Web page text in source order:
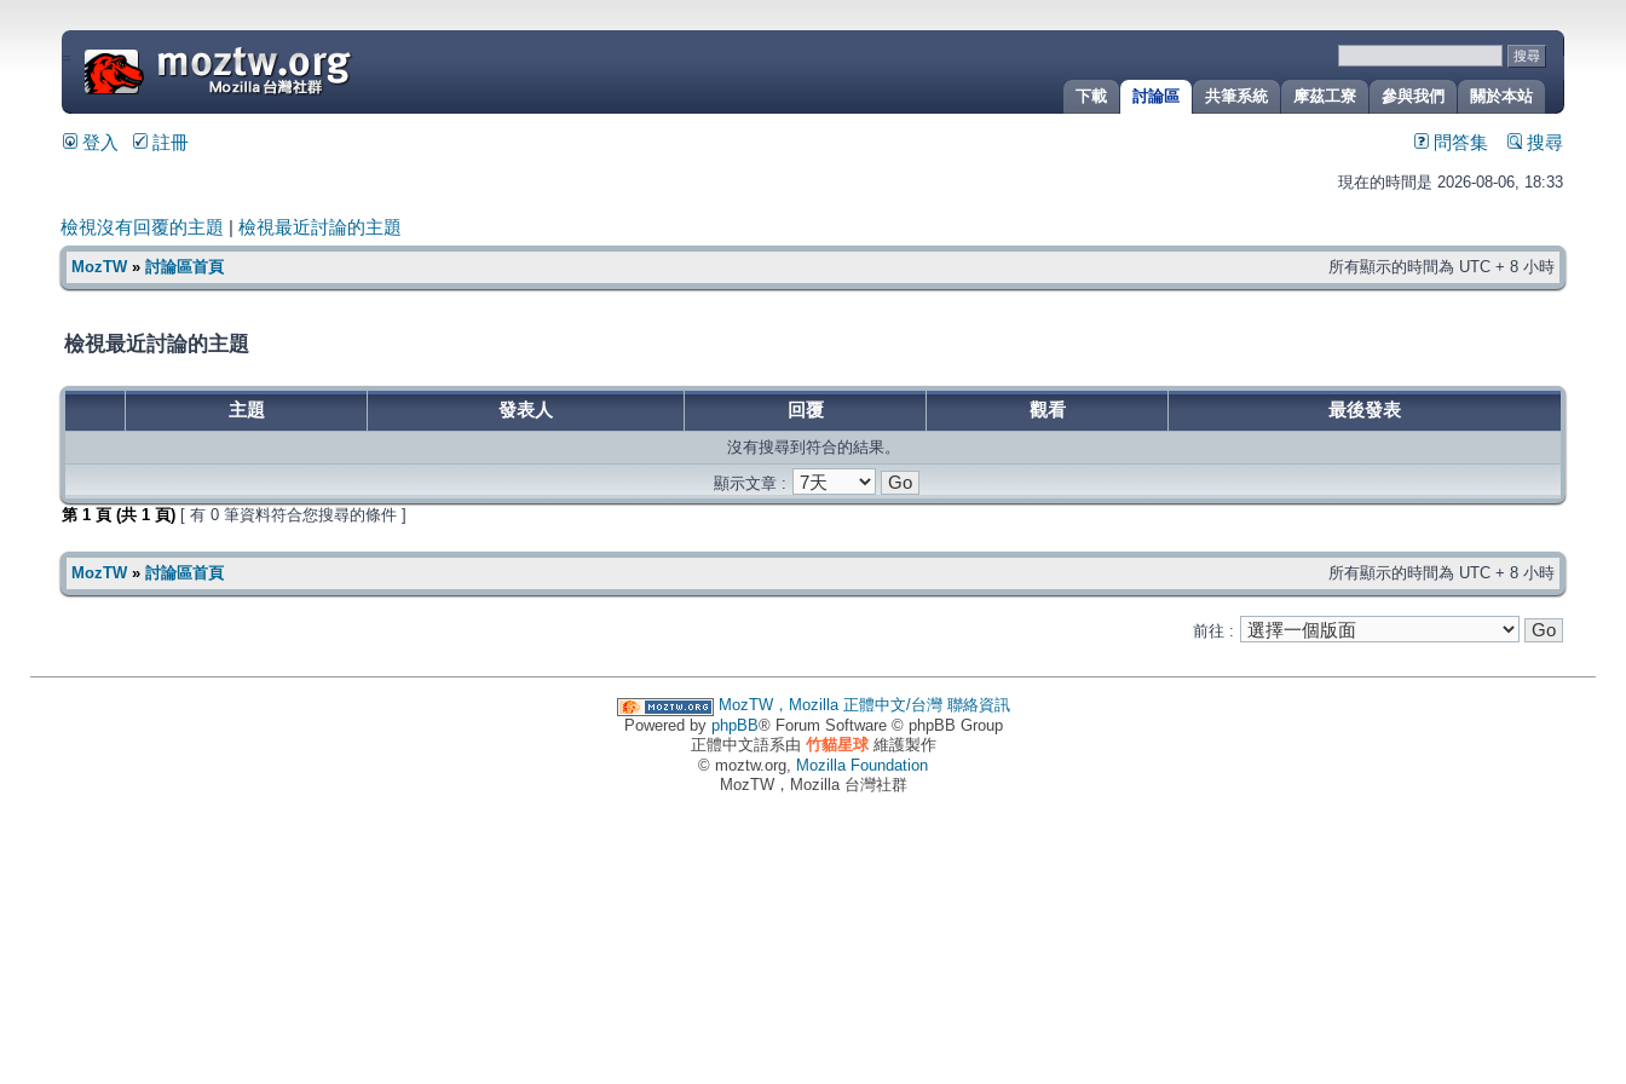
關於本站
參與我們
摩茲工寮
共筆系統
討論區
下載
=
登入 註冊 問答集 搜尋
現在的時間是 2026-08-06, 18:33
檢視沒有回覆的主題 檢視最近討論的主題
MozTW» 討論區首頁 所有顯示的時間為 UTC + 8 小時
檢視最近討論的主題
主題 發表人 回覆 觀看 最後發表
沒有搜尋到符合的結果。
顯示文章 :
第 1 頁 (共 1 頁) [ 有 0 筆資料符合您搜尋的條件 ]
MozTW» 討論區首頁 所有顯示的時間為 UTC + 8 小時
前往 :
MozTW，Mozilla 正體中文/台灣 聯絡資訊
Powered by phpBB® Forum Software © phpBB Group
正體中文語系由 竹貓星球維護製作
© moztw.org, Mozilla Foundation
MozTW，Mozilla 台灣社群